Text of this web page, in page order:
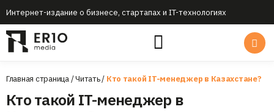
Интернет-издание о бизнесе, стартапах и IT-технологиях
Главная страница/Читать/ Кто такой IT-менеджер в Казахстане?
Кто такой IT-менеджер в